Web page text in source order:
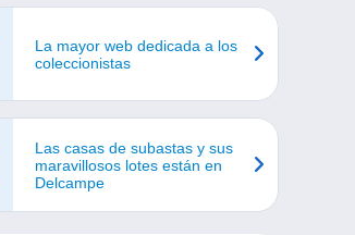
La mayor web dedicada a los
coleccionistas
Las casas de subastas y sus
maravillosos lotes están en
Delcampe